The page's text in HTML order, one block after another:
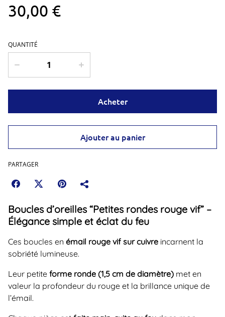
30,00 €
QUANTITÉ
Acheter
Ajouter au panier
PARTAGER
Boucles d’oreilles “Petites rondes rouge vif” –
Élégance simple et éclat du feu
Ces boucles en émail rouge vif sur cuivre incarnent la
sobriété lumineuse.
Leur petite forme ronde (1,5 cm de diamètre) met en
valeur la profondeur du rouge et la brillance unique de
l’émail.